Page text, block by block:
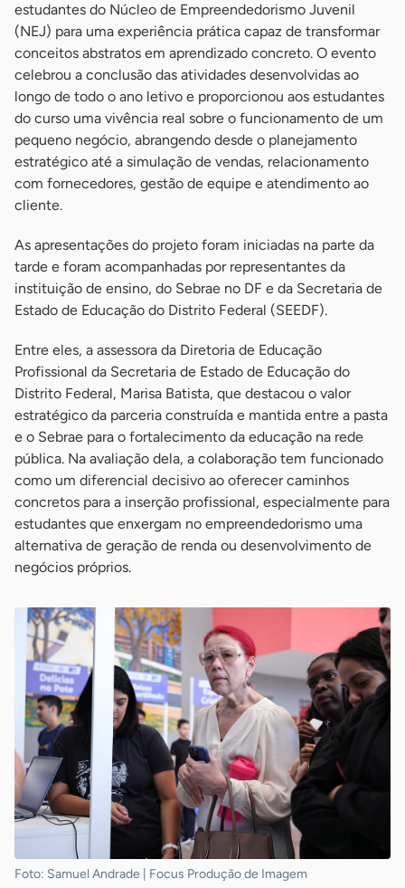
estudantes do Núcleo de Empreendedorismo Juvenil
(NEJ) para uma experiência prática capaz de transformar
conceitos abstratos em aprendizado concreto. O evento
celebrou a conclusão das atividades desenvolvidas ao
longo de todo o ano letivo e proporcionou aos estudantes
do curso uma vivência real sobre o funcionamento de um
pequeno negócio, abrangendo desde o planejamento
estratégico até a simulação de vendas, relacionamento
com fornecedores, gestão de equipe e atendimento ao
cliente.
As apresentações do projeto foram iniciadas na parte da
tarde e foram acompanhadas por representantes da
instituição de ensino, do Sebrae no DF e da Secretaria de
Estado de Educação do Distrito Federal (SEEDF).
Entre eles, a assessora da Diretoria de Educação
Profissional da Secretaria de Estado de Educação do
Distrito Federal, Marisa Batista, que destacou o valor
estratégico da parceria construída e mantida entre a pasta
e o Sebrae para o fortalecimento da educação na rede
pública. Na avaliação dela, a colaboração tem funcionado
como um diferencial decisivo ao oferecer caminhos
concretos para a inserção profissional, especialmente para
estudantes que enxergam no empreendedorismo uma
alternativa de geração de renda ou desenvolvimento de
negócios próprios.
Foto: Samuel Andrade | Focus Produção de Imagem